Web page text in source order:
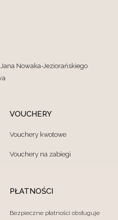
Nowaka-Jeziorańskiego
VOUCHERY
Vouchery kwotowe
Vouchery na zabiegi
PŁATNOŚCI
Bezpieczne płatności obsługuje